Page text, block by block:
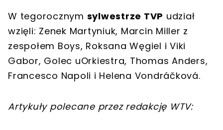
W tegorocznym sylwestrze TVP udział
wzięli: Zenek Martyniuk, Marcin Miller z
zespołem Boys, Roksana Węgiel i Viki
Gabor, Golec uOrkiestra, Thomas Anders,
Francesco Napoli i Helena Vondráčková.
Artykuły polecane przez redakcję WTV: